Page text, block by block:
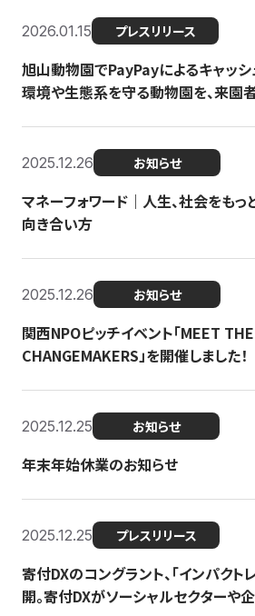
2026.01.15 プレスリリース
旭山動物園でPayPayによるキャッシ
環境や生態系を守る動物園を、来園
2025.12.26 お知らせ
マネーフォワード｜人生、社会をも
向き合い方
2025.12.26 お知らせ
関西NPOピッチイベント「MEET
CHANGEMAKERS」を開催しました！
2025.12.25 お知らせ
年末年始休業のお知らせ
2025.12.25 プレスリリース
寄付DXのコングラント、「インパクト
開。寄付DXがソーシャルセクターや